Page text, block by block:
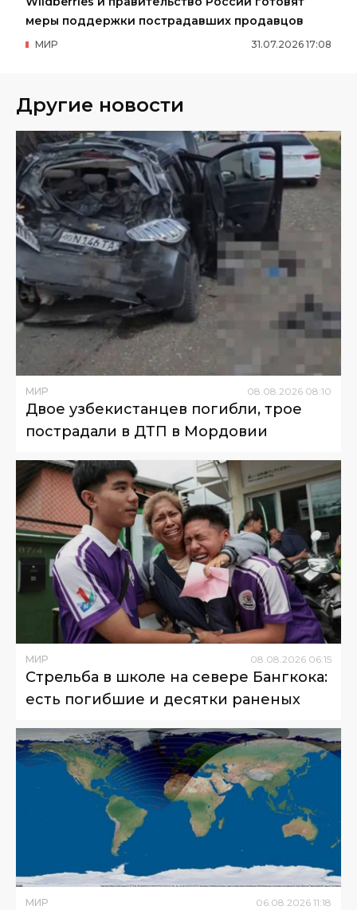
меры поддержки пострадавших продавцов
31.07.2026 17:08
МИР
Другие новости
МИР 08.08.2026 08:10
Двое узбекистанцев погибли, трое
пострадали в ДТП в Мордовии
МИР 08 08 2026 06:15
Стрельба в школе на севере Бангкока:
есть погибшие и десятки раненых
МИР 06.08.2026 11:18